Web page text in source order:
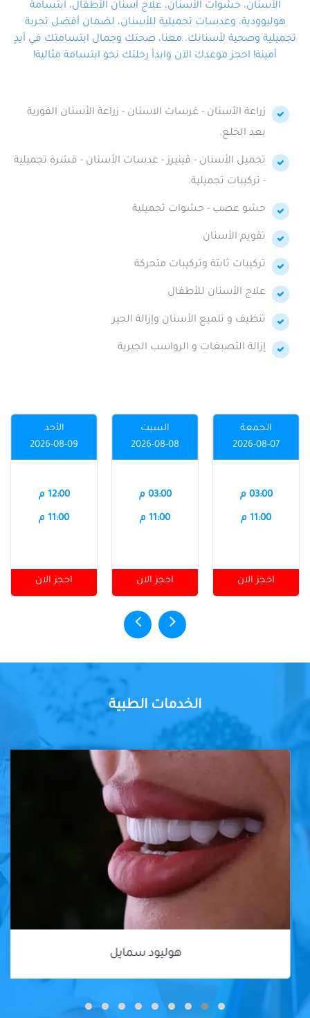
الأسنان، حشوات الأسنان، علاج أسنان الأطفال، ابتسامة
هوليوودية، وعدسات تجميلية للأسنان، لضمان أفضل تجربة
تجميلية وصحية لأسنانك. معنا، صحتك وجمال ابتسامتك في أيدٍ
أمينة! احجز موعدك الآن وابدأ رحلتك نحو ابتسامة مثالية!
زراعة الأسنان - غرسات الاسنان - زراعة الأسنان الفورية
بعد الخلع.
تجميل الأسنان - ڤينيرز - عدسات الأسنان - قشرة تجميلية
- تركيبات تجميلية.
حشو عصب - حشوات تجميلية
تقويم الأسنان
تركيبات ثابتة وتركيبات متحركة
علاج الأسنان للأطفال
تنظيف و تلميع الأسنان وإزالة الجير
إزالة التصبغات و الرواسب الجيرية
الجمعة
2026-08-07
03:00 م
11:00 م
احجز الان
السبت
2026-08-08
03:00 م
11:00 م
احجز الان
الأحد
2026-08-09
12:00 م
11:00 م
احجز الان
الخدمات الطبية
هوليود سمايل